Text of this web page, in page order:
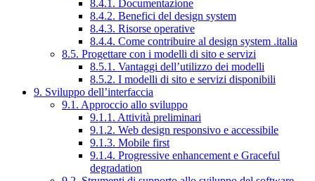
8.4.1. Documentazione
8.4.2. Benefici del design system
8.4.3. Risorse operative
8.4.4. Come contribuire al design system .italia
8.5. Progettare con i modelli di sito e servizi
8.5.1. Vantaggi dell’utilizzo dei modelli
8.5.2. I modelli di sito e servizi disponibili
9. Sviluppo dell’interfaccia
9.1. Approccio allo sviluppo
9.1.1. Attività preliminari
9.1.2. Web design responsivo e accessibile
9.1.3. Mobile first
9.1.4. Progressive enhancement e Graceful
degradation